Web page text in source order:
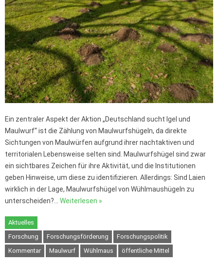
Ein zentraler Aspekt der Aktion „Deutschland sucht Igel und
Maulwurf“ ist die Zählung von Maulwurfshügeln, da direkte
Sichtungen von Maulwürfen aufgrund ihrer nachtaktiven und
territorialen Lebensweise selten sind. Maulwurfshügel sind zwar
ein sichtbares Zeichen für ihre Aktivität, und die Institutionen
geben Hinweise, um diese zu identifizieren. Allerdings: Sind Laien
wirklich in der Lage, Maulwurfshügel von Wühlmaushügeln zu
unterscheiden?… Weiterlesen »
Aktuelles
Forschung
Forschungsförderung
Forschungspolitik
Kommentar
Maulwurf Wühlmaus öffentliche Mittel